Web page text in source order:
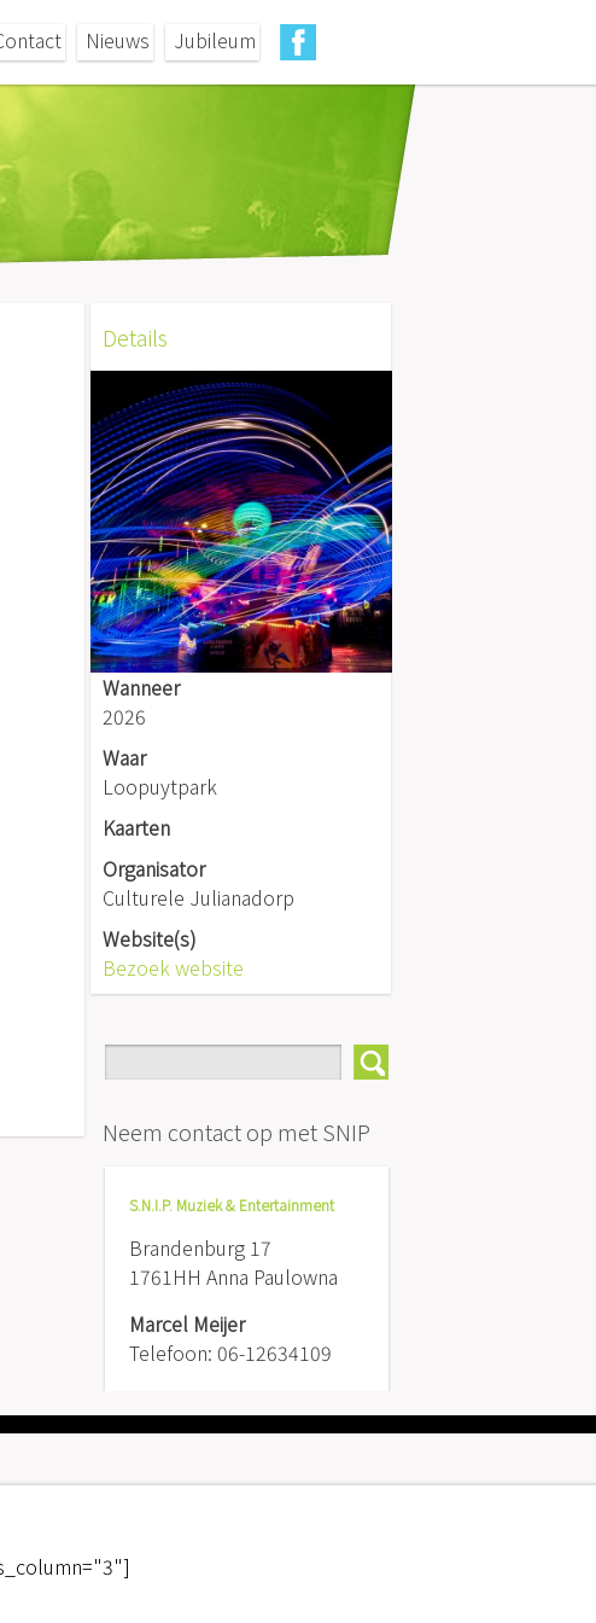
Nieuws Jubileum
Details
Wanneer
2026
Waar
Loopuytpark
Kaarten
Organisator
Culturele Julianadorp
Website(s)
Bezoek website
Neem contact op met SNIP
S.N.I.P. Muziek & Entertainment
Brandenburg 17
1761HH Anna Paulowna
Marcel Meijer
Telefoon: 06-12634109